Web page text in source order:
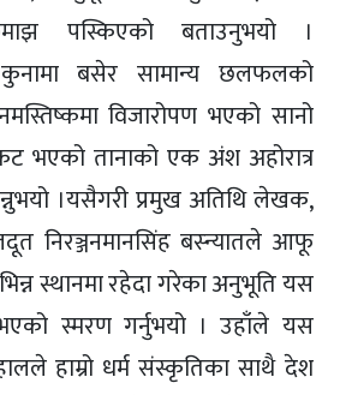
पस्किएको बताउनुभयो ।
बसेर सामान्य छलफलको
विजारोपण भएको सानो
भएको तानाको एक अंश अहोरात्र
।यसैगरी प्रमुख अतिथि लेखक,
निरञ्जनमानसिंह बस्न्यातले आफू
स्थानमा रहेदा गरेका अनुभूति यस
स्मरण गर्नुभयो । उहाँले यस
हाम्रो धर्म संस्कृतिका साथै देश